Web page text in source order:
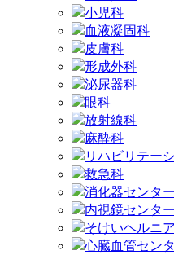
小児科
血液凝固科
皮膚科
形成外科
泌尿器科
眼科
放射線科
麻酔科
リハビリテー
救急科
消化器センター
内視鏡センター
そけいヘルニ
心臓血管セン